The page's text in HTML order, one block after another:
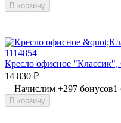
В корзину
Кресло офисное "Классик",
14 830 ₽
Начислим +297 бонусов1
В корзину